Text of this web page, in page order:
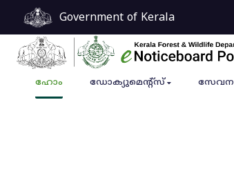
Government of Kerala
ഹോം ഡോക്യുമെൻ്റ്സ്